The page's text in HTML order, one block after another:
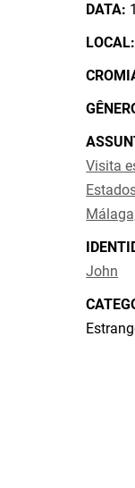
DATA:
LOCAL:
Visita
John